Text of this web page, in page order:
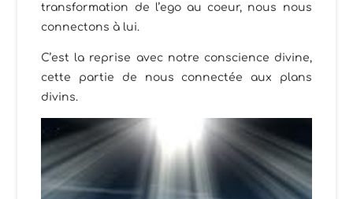
transformation de l’ego au coeur, nous nous
connectons à lui.
C’est la reprise avec notre conscience divine,
cette partie de nous connectée aux plans
divins.